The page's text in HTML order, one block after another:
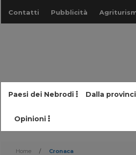
Contatti Pubblicità
Paesi dei Nebrodi Dalla
Opinioni
Home / Cronaca